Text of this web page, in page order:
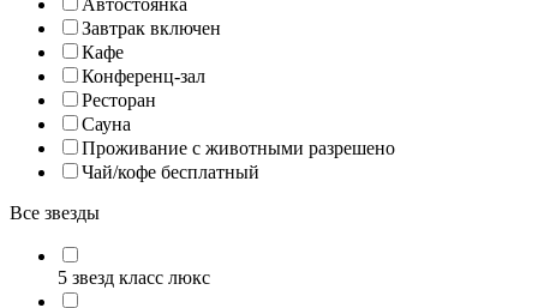
Завтрак включен
Кафе
Конференц-зал
Ресторан
Сауна
Проживание с животными разрешено
Чай/кофе бесплатный
Все звезды
5 звезд класс люкс